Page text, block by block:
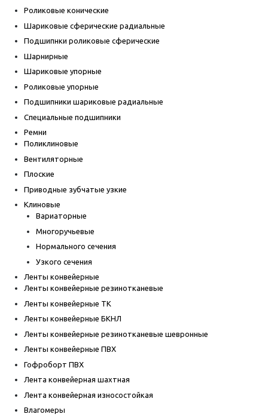
Роликовые конические
Шариковые сферические радиальные
Подшипнки роликовые сферические
Шарнирные
Шариковые упорные
Роликовые упорные
Подшипники шариковые радиальные
Специальные подшипники
Ремни
Поликлиновые
Вентиляторные
Плоские
Приводные зубчатые узкие
Клиновые
Вариаторные
Многоручьевые
Нормального сечения
Узкого сечения
Ленты конвейерные
Ленты конвейерные резинотканевые
Ленты конвейерные ТК
Ленты конвейерные БКНЛ
Ленты конвейерные резинотканевые шевронные
Ленты конвейерные ПВХ
Гофроборт ПВХ
Лента конвейерная шахтная
Лента конвейерная износостойкая
Влагомеры